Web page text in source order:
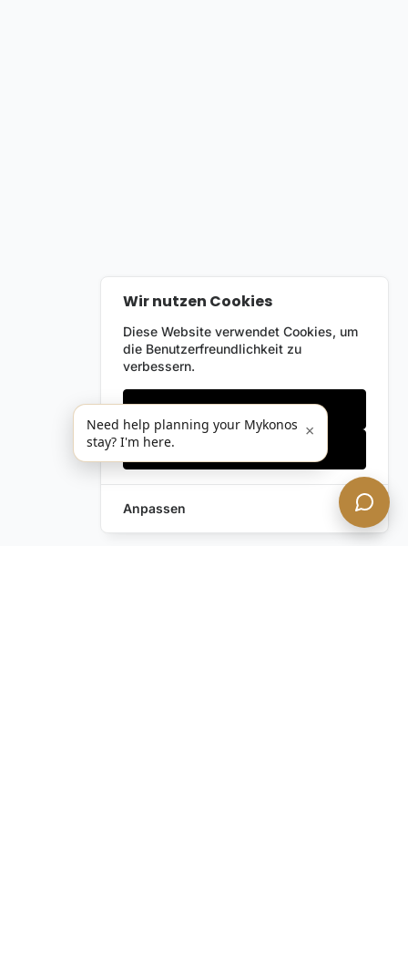
Wir nutzen Cookies
Diese Website verwendet Cookies, um
die Benutzerfreundlichkeit zu
verbessern.
Nur notwendige
Anpassen
Need help planning your Mykonos
stay? I'm here.
×